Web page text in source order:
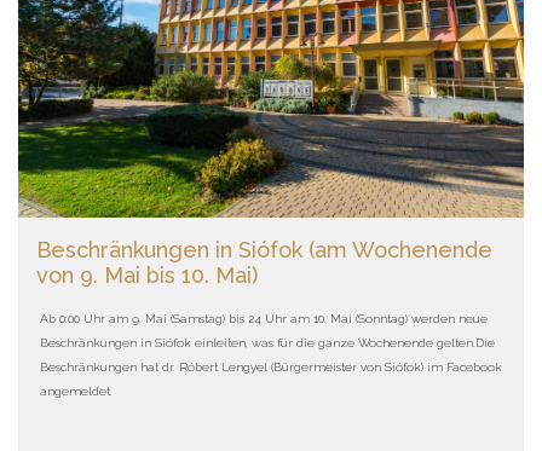
Beschränkungen in Siófok (am Wochenende
von 9. Mai bis 10. Mai)
Ab 0:00 Uhr am 9. Mai (Samstag) bis 24 Uhr am 10. Mai (Sonntag) werden neue
Beschränkungen in Siófok einleiten, was für die ganze Wochenende gelten.Die
Beschränkungen hat dr. Róbert Lengyel (Bürgermeister von Siófok) im Facebook
angemeldet.